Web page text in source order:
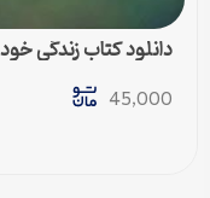
دانلود کتاب زندگی
45,000